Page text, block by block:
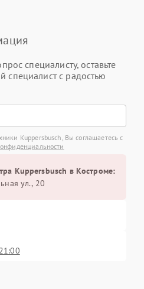
специалисту, оставьте
с радостью
Kuppersbusch, Вы соглашаетесь с
Kuppersbusch в Костроме:
ул., 20